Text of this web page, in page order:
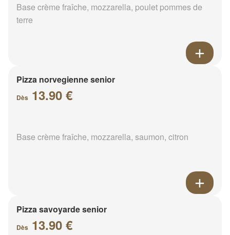
Base crème fraîche, mozzarella, poulet pommes de
terre
Pizza norvegienne senior
Dès 13.90 €
Base crème fraîche, mozzarella, saumon, citron
Pizza savoyarde senior
Dès 13.90 €